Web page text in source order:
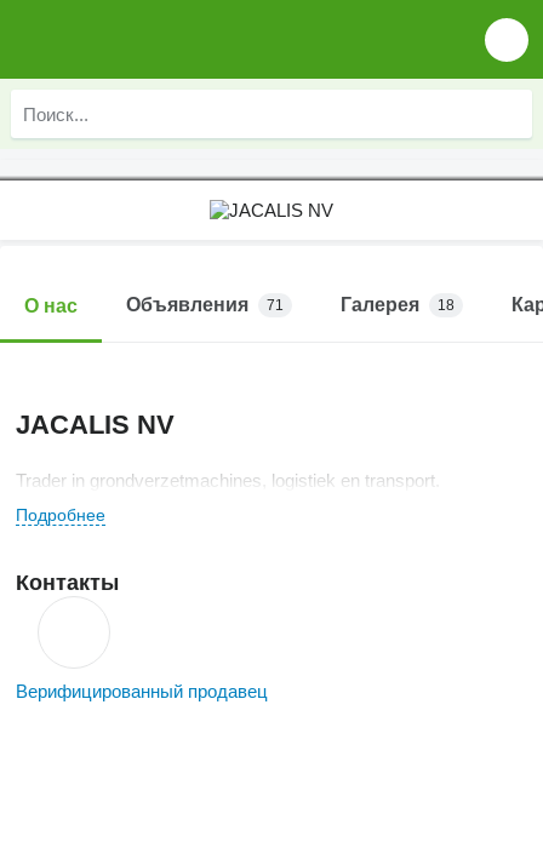
О нас Объявления 71 Галерея 18
JACALIS NV
Trader in grondverzetmachines, logistiek en transport.
Подробнее
Контакты
Верифицированный продавец